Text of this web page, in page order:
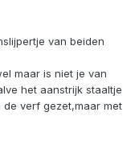
van beiden
maar is niet je van
het aanstrijk staaltje
verf gezet,maar met